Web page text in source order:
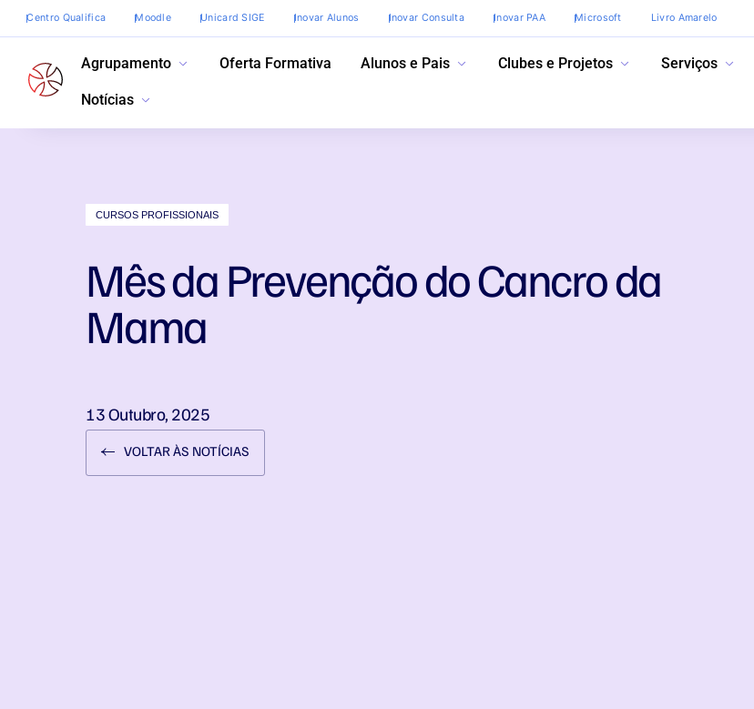
Centro Qualifica Moodle Unicard SIGE Inovar Alunos Inovar Consulta Inovar PAA Microsoft Livro Amarelo
Agrupamento Oferta Formativa Alunos e Pais Clubes e Projetos Serviços
Notícias
CURSOS PROFISSIONAIS
Mês da Prevenção do Cancro da
Mama
13 Outubro, 2025
VOLTAR ÀS NOTÍCIAS